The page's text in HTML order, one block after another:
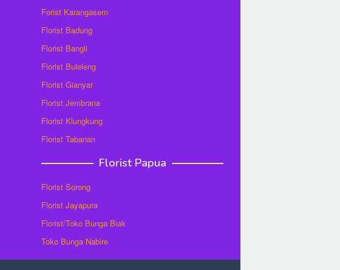
Forist Karangasem
Florist Badung
Florist Bangli
Florist Buleleng
Florist Gianyar
Florist Jembrana
Florist Klungkung
Florist Tabanan
Florist Papua
Florist Sorong
Florist Jayapura
Florist/Toko Bunga Biak
Toko Bunga Nabire